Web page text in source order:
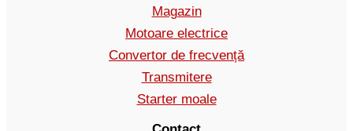
Magazin
Motoare electrice
Convertor de frecvență
Transmitere
Starter moale